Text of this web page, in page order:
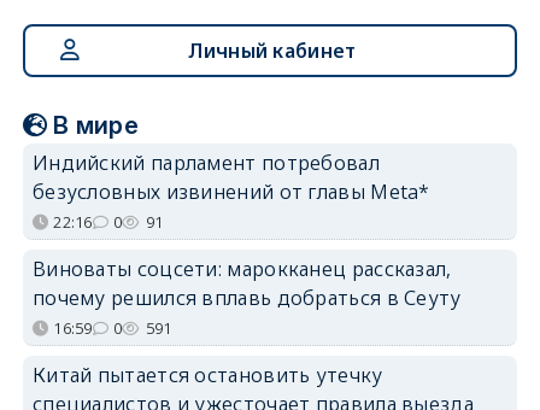
Личный кабинет
В мире
Индийский парламент потребовал
безусловных извинений от главы Meta*
22:16 0 91
Виноваты соцсети: марокканец рассказал,
почему решился вплавь добраться в Сеуту
16:59 0 591
Китай пытается остановить утечку
специалистов и ужесточает правила выезда